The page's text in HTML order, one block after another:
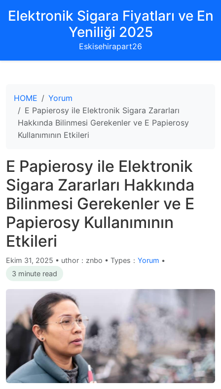
Elektronik Sigara Fiyatları ve En
Yeniliği 2025
Eskisehirapart26
HOME
Yorum
E Papierosy ile Elektronik Sigara Zararları
Hakkında Bilinmesi Gerekenler ve E Papierosy
Kullanımının Etkileri
E Papierosy ile Elektronik
Sigara Zararları Hakkında
Bilinmesi Gerekenler ve E
Papierosy Kullanımının
Etkileri
Ekim 31, 2025 • uthor：znbo • Types： Yorum •
3 minute read